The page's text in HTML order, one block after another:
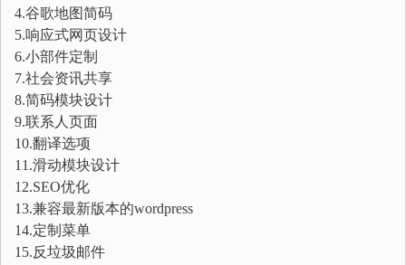
4.谷歌地图简码
5.响应式网页设计
6.小部件定制
7.社会资讯共享
8.简码模块设计
9.联系人页面
10.翻译选项
11.滑动模块设计
12.SEO优化
13.兼容最新版本的wordpress
14.定制菜单
15.反垃圾邮件